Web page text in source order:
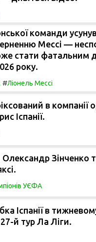
команди
Мессі —
стати фатальним
року.
#Ліонель Мессі
в компанії
Іспанії.
Зінченко
УЄФА
Іспанії в
й тур Ла Ліги.